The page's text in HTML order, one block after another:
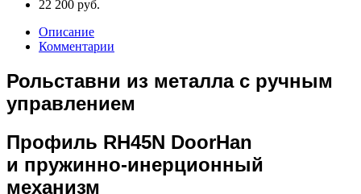
22 200 руб.
Описание
Комментарии
Рольставни из металла с ручным
управлением
Профиль RH45N DoorHan
и пружинно-инерционный
механизм